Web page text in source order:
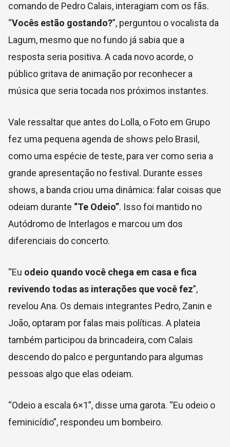
comando de Pedro Calais, interagiam com os fãs.
“Vocês estão gostando?”, perguntou o vocalista da
Lagum, mesmo que no fundo já sabia que a
resposta seria positiva. A cada novo acorde, o
público gritava de animação por reconhecer a
música que seria tocada nos próximos instantes.
Vale ressaltar que antes do Lolla, o Foto em Grupo
fez uma pequena agenda de shows pelo Brasil,
como uma espécie de teste, para ver como seria a
grande apresentação no festival. Durante esses
shows, a banda criou uma dinâmica: falar coisas que
odeiam durante “Te Odeio”. Isso foi mantido no
Autódromo de Interlagos e marcou um dos
diferenciais do concerto.
“Eu odeio quando você chega em casa e fica
revivendo todas as interações que você fez”,
revelou Ana. Os demais integrantes Pedro, Zanin e
João, optaram por falas mais políticas. A plateia
também participou da brincadeira, com Calais
descendo do palco e perguntando para algumas
pessoas algo que elas odeiam.
“Odeio a escala 6×1”, disse uma garota. “Eu odeio o
feminicídio”, respondeu um bombeiro.